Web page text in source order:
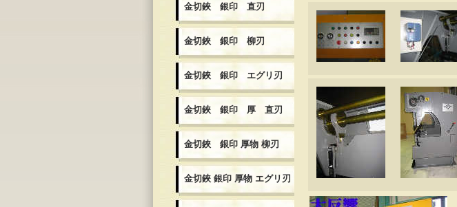
金切鋏 銀印 直刃
金切鋏 銀印 柳刃
金切鋏 銀印 エグリ刃
金切鋏 銀印 厚 直刃
金切鋏 銀印 厚物 柳刃
金切鋏 銀印 厚物 エグリ刃